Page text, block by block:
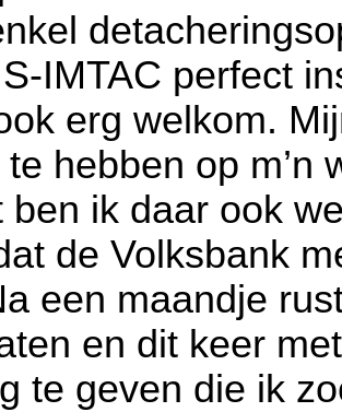
IMTAC perfect
erg welkom.
hebben op m’n
ben ik daar ook
de Volksbank
een maandje
en dit keer
te geven die ik